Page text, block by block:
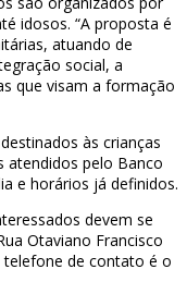
idosos. “A proposta é
atuando de
social, a
que visam a formação
às crianças
atendidos pelo Banco
e horários já definidos.
devem se
Otaviano Francisco
telefone de contato é o